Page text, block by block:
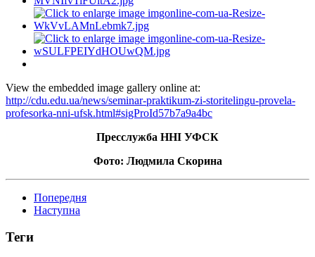
View the embedded image gallery online at:
http://cdu.edu.ua/news/seminar-praktikum-zi-storitelingu-provela-
profesorka-nni-ufsk.html#sigProId57b7a9a4bc
Пресслужба ННІ УФСК
Фото: Людмила Скорина
Попередня
Наступна
Теги